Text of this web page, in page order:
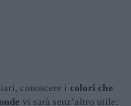
conoscere i colori che
vi sarà senz’altro utile: